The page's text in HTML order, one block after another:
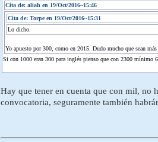
Cita de: aliah en 19/Oct/2016~15:46
Cita de: Torpe en 19/Oct/2016~15:31
Lo dicho.
Yo apuesto por 300, como en 2015. Dudo mucho que sean màs
Si con 1000 eran 300 para inglés pienso que con 2300 mínimo
Hay que tener en cuenta que con mil, no
convocatoria, seguramente también